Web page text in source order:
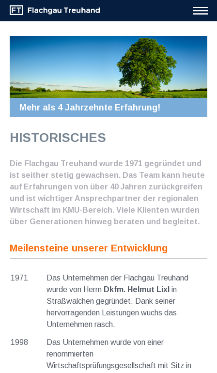
Mehr als 4 Jahrzehnte Erfahrung!
HISTORISCHES
Die Flachgau Treuhand wurde 1971 gegründet und
ist seither stetig gewachsen. Das Team kann heute
auf Erfahrungen von über 40 Jahren zurückgreifen
und ist wichtiger Ansprechpartner der regionalen
Wirtschaft im KMU-Bereich. Viele Klienten wurden
über Generationen hinweg beraten und begleitet.
Meilensteine unserer Entwicklung
1971
Das Unternehmen der Flachgau Treuhand
wurde von Herrn Dkfm. Helmut Lixl in
Straßwalchen gegründet. Dank seiner
hervorragenden Leistungen wuchs das
Unternehmen rasch.
1998
Das Unternehmen wurde von einer
renommierten
Wirtschaftsprüfungsgesellschaft mit Sitz in